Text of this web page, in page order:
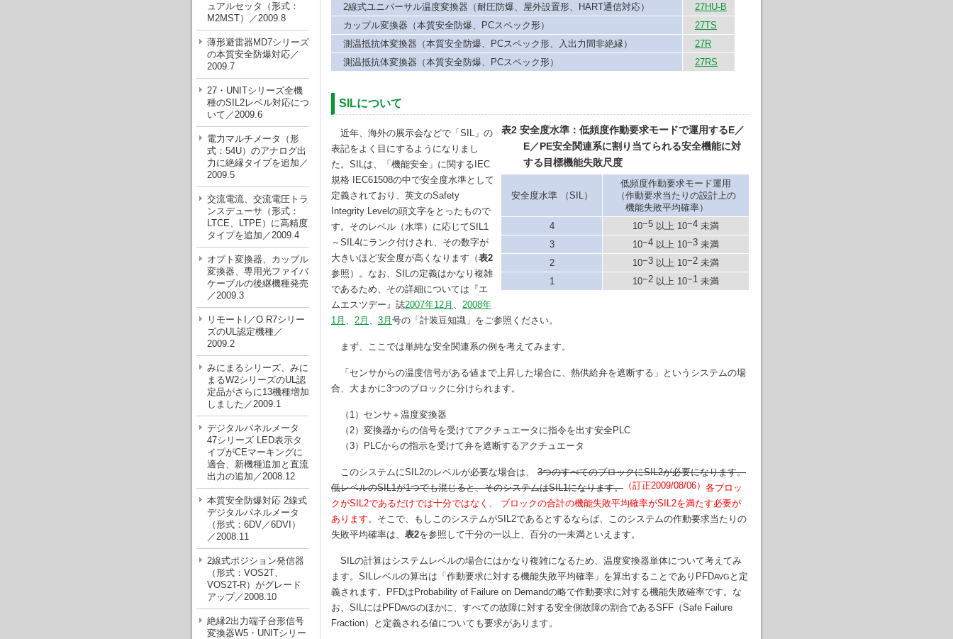
ュアルセッタ（形式：
M2MST）／2009.8
薄形避雷器MD7シリーズ
の本質安全防爆対応／
2009.7
27・UNITシリーズ全機
種のSIL2レベル対応につ
いて／2009.6
電力マルチメータ（形
式：54U）のアナログ出
力に絶縁タイプを追加／
2009.5
交流電流、交流電圧トラ
ンスデューサ（形式：
LTCE、LTPE）に高精度
タイプを追加／2009.4
オプト変換器、カップル
変換器、専用光ファイバ
ケーブルの後継機種発売
／2009.3
リモートI／O R7シリー
ズのUL認定機種／
2009.2
みにまるシリーズ、みに
まるW2シリーズのUL認
定品がさらに13機種増加
しました／2009.1
デジタルパネルメータ
47シリーズ LED表示タ
イプがCEマーキングに
適合、新機種追加と直流
出力の追加／2008.12
本質安全防爆対応 2線式
デジタルパネルメータ
（形式：6DV／6DVI）
／2008.11
2線式ポジション発信器
（形式：VOS2T、
VOS2T-R）がグレード
アップ／2008.10
絶縁2出力端子台形信号
変換器W5・UNITシリー
2線式ユニバーサル温度変換器（耐圧防爆、屋外設置形、HART通信対応）
27HU-B
カップル変換器（本質安全防爆、PCスペック形）
27TS
測温抵抗体変換器（本質安全防爆、PCスペック形、入出力間非絶縁）
27R
測温抵抗体変換器（本質安全防爆、PCスペック形）
27RS
SILについて
表2 安全度水準：低頻度作動要求モードで運用するE／
E／PE安全関連系に割り当てられる安全機能に対
する目標機能失敗尺度
安全度水準 （SIL）
低頻度作動要求モード運用
（作動要求当たりの設計上の
機能失敗平均確率）
4
10−5 以上 10−4 未満
3
10−4 以上 10−3 未満
2
10−3 以上 10−2 未満
1
10−2 以上 10−1 未満
近年、海外の展示会などで「SIL」の
表記をよく目にするようになりまし
た。SILは、「機能安全」に関するIEC
規格 IEC61508の中で安全度水準として
定義されており、英文のSafety
Integrity Levelの頭文字をとったもので
す。そのレベル（水準）に応じてSIL1
～SIL4にランク付けされ、その数字が
大きいほど安全度が高くなります（表2
参照）。なお、SILの定義はかなり複雑
であるため、その詳細については『エ
ムエスツデー』誌2007年12月 、 2008年
1月 、 2月 、 3月 号の「計装豆知識」をご参照ください。
まず、ここでは単純な安全関連系の例を考えてみます。
「センサからの温度信号がある値まで上昇した場合に、熱供給弁を遮断する」というシステムの場
合、大まかに3つのブロックに分けられます。
（1）センサ＋温度変換器
（2）変換器からの信号を受けてアクチュエータに指令を出す安全PLC
（3）PLCからの指示を受けて弁を遮断するアクチュエータ
このシステムにSIL2のレベルが必要な場合は、 3つのすべてのブロックにSIL2が必要になります。
低レベルのSIL1が1つでも混じると、そのシステムはSIL1になります。 （訂正2009/08/06） 各ブロッ
クがSIL2であるだけでは十分ではなく、 ブロックの合計の機能失敗平均確率がSIL2を満たす必要が
あります。 そこで、もしこのシステムがSIL2であるとするならば、このシステムの作動要求当たりの
失敗平均確率は、 表2を参照して千分の一以上、百分の一未満といえます。
SILの計算はシステムレベルの場合にはかなり複雑になるため、温度変換器単体について考えてみ
ます。SILレベルの算出は「作動要求に対する機能失敗平均確率」を算出することでありPFDAVG と定
義されます。PFDはProbability of Failure on Demandの略で作動要求に対する機能失敗確率です。な
お、SILにはPFDAVGのほかに、すべての故障に対する安全側故障の割合であるSFF（Safe Failure
Fraction）と定義される値についても要求があります。